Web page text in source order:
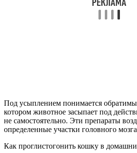
Под усыплением понимается
котором животное засыпает под
не самостоятельно. Эти препараты
определенные участки головного
Как проглистогонить кошку в